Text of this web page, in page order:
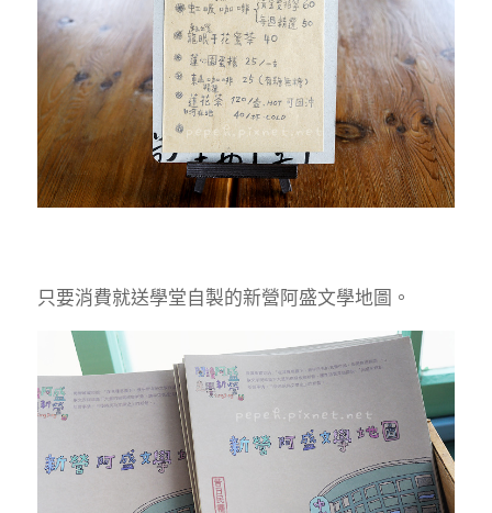
只要消費就送學堂自製的新營阿盛文學地圖。